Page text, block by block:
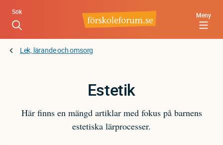
Hoppa
huvudinnehåll
Meny
Sök
Lek, lärande och omsorg
Estetik
Här finns en mängd artiklar med fokus på barnens
estetiska lärprocesser.